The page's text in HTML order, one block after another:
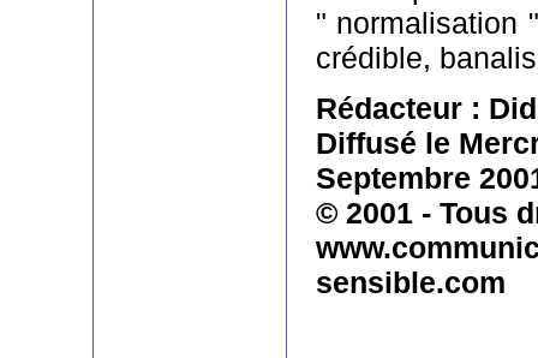
" normalisation
crédible,
Rédacteur :
Diffusé le
Septembre
© 2001 - Tous
sensible.com